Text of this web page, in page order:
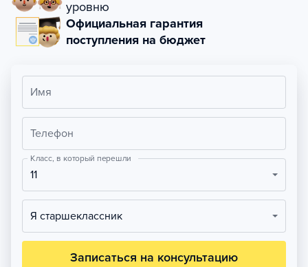
уровню
Официальная гарантия
поступления на бюджет
Имя
Телефон
Класс, в который перешли
11
Я старшеклассник
Записаться на консультацию